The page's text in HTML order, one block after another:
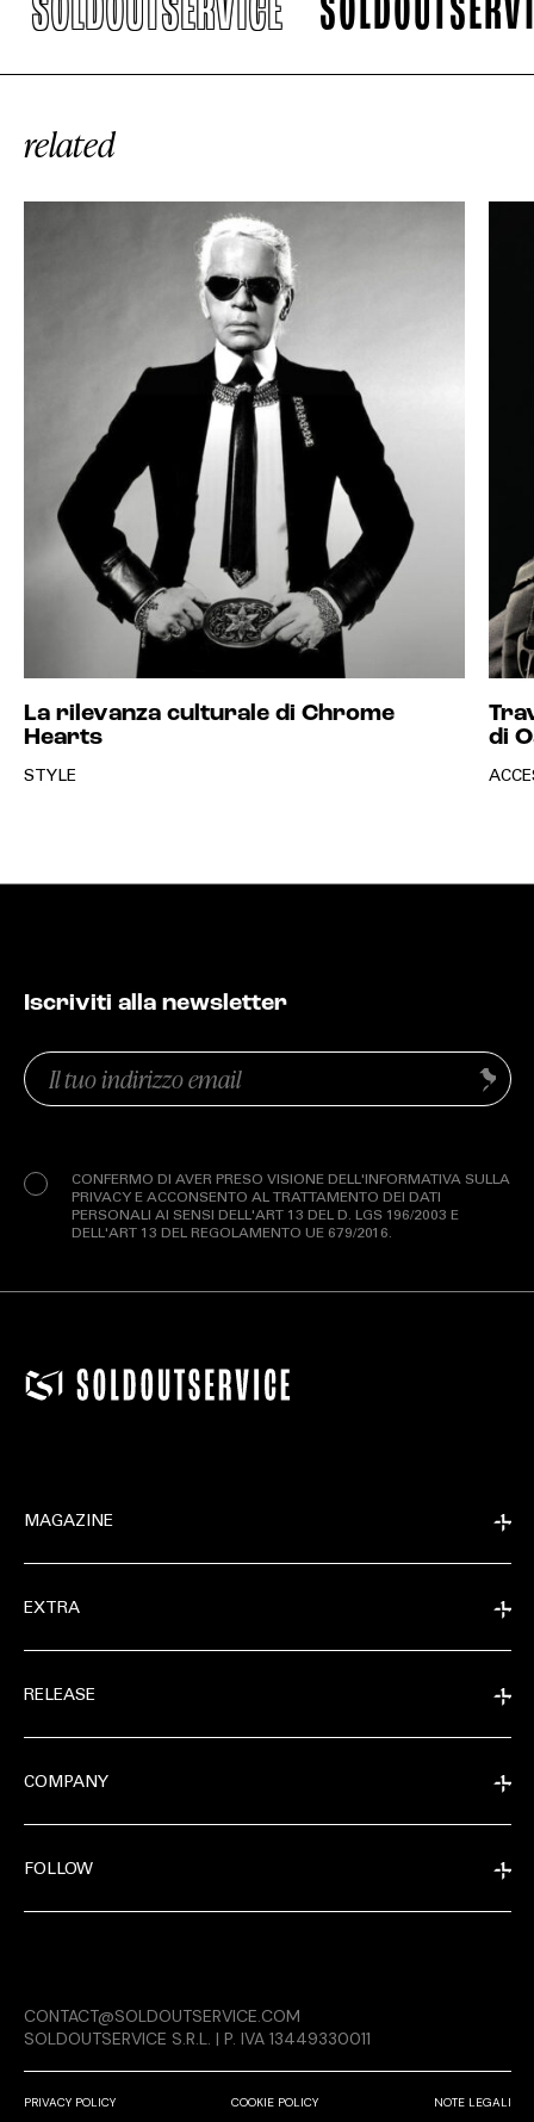
RELEASE
SOLDOUTSERVICE
related
La rilevanza culturale di Chrome
Hearts
STYLE
di
Iscriviti alla newsletter
Email
(Obbligatorio)
CONFERMO DI AVER PRESO VISIONE DELL'INFORMATIVA SULLA
PRIVACY E ACCONSENTO AL TRATTAMENTO DEI DATI
PERSONALI AI SENSI DELL'ART 13 DEL D. LGS 196/2003 E
DELL'ART 13 DEL REGOLAMENTO UE 679/2016.
Invia
MAGAZINE
EXTRA
RELEASE
COMPANY
FOLLOW
PRIVACY POLICY COOKIE POLICY NOTE LEGALI
CONTACT@SOLDOUTSERVICE.COM
SOLDOUTSERVICE S.R.L. | P. IVA 13449330011